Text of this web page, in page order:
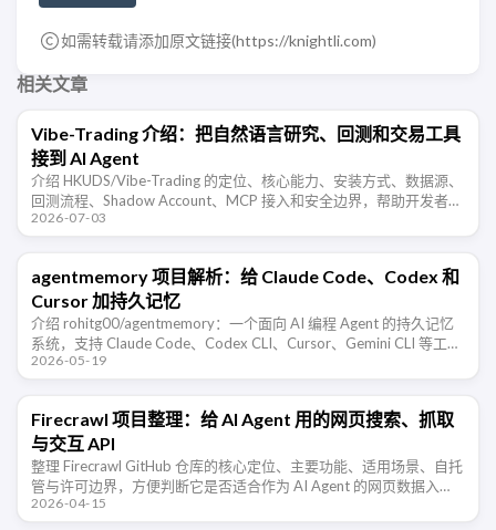
如需转载请添加原文链接(https://knightli.com)
相关文章
Vibe-Trading 介绍：把自然语言研究、回测和交易工具
接到 AI Agent
介绍 HKUDS/Vibe-Trading 的定位、核心能力、安装方式、数据源、
回测流程、Shadow Account、MCP 接入和安全边界，帮助开发者判
断它适合哪些交易研究场景。
2026-07-03
agentmemory 项目解析：给 Claude Code、Codex 和
Cursor 加持久记忆
介绍 rohitg00/agentmemory：一个面向 AI 编程 Agent 的持久记忆
系统，支持 Claude Code、Codex CLI、Cursor、Gemini CLI 等工
具，通过 …
2026-05-19
Firecrawl 项目整理：给 AI Agent 用的网页搜索、抓取
与交互 API
整理 Firecrawl GitHub 仓库的核心定位、主要功能、适用场景、自托
管与许可边界，方便判断它是否适合作为 AI Agent 的网页数据入
口。
2026-04-15